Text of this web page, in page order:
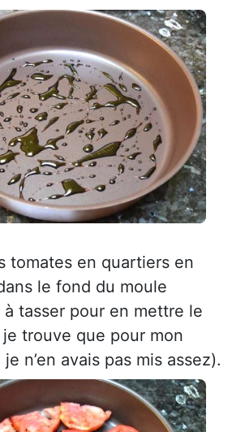
tomates en quartiers en
le fond du moule
à tasser pour en mettre le
trouve que pour mon
n’en avais pas mis assez).